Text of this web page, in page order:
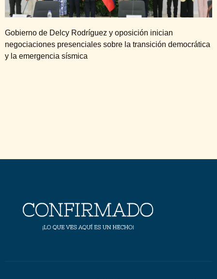
Gobierno de Delcy Rodríguez y oposición inician
negociaciones presenciales sobre la transición democrática
y la emergencia sísmica